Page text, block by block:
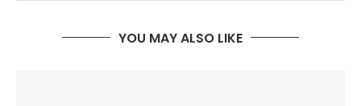
YOU MAY ALSO LIKE